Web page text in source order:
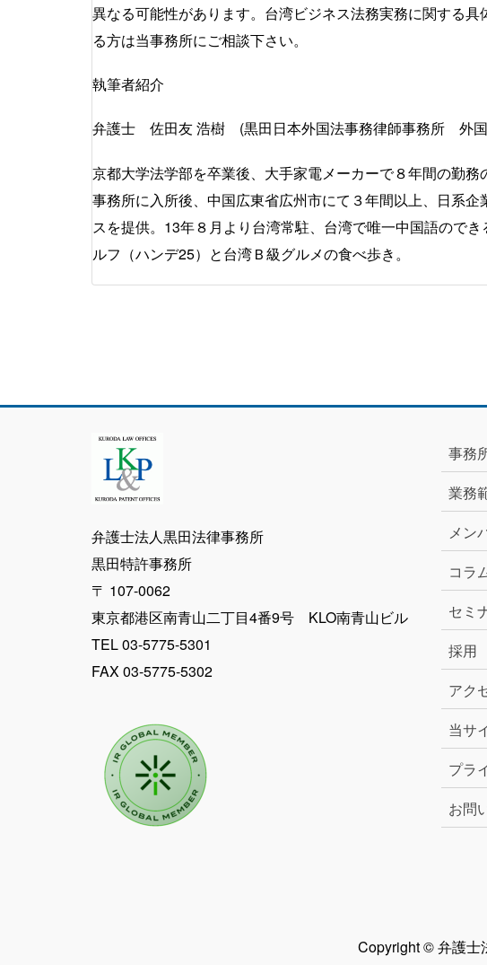
異なる可能性があります。台湾ビジネス法務実務に関する
る方は当事務所にご相談下さい。
執筆者紹介
弁護士 佐田友 浩樹 (黒田日本外国法事務律師事務所 外国
京都大学法学部を卒業後、大手家電メーカーで８年間の勤
事務所に入所後、中国広東省広州市にて３年間以上、日系
スを提供。13年８月より台湾常駐、台湾で唯一中国語ので
ルフ（ハンデ25）と台湾Ｂ級グルメの食べ歩き。
弁護士法人黒田法律事務所
黒田特許事務所
〒 107-0062
東京都港区南青山二丁目4番9号 KLO南青山ビル
TEL 03-5775-5301
FAX 03-5775-5302
事務
業務
メン
コラ
セミ
採用
アク
当サ
プラ
お問
Copyright © 弁護士